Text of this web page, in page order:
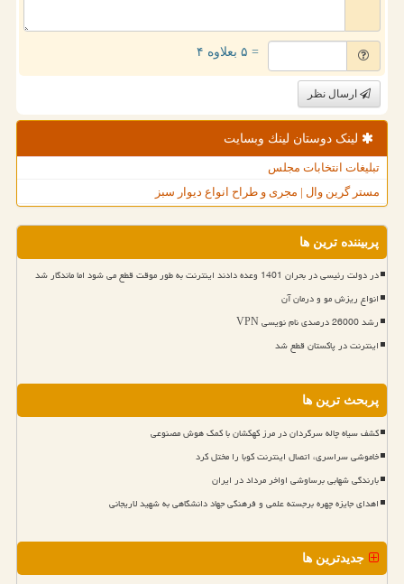
= ۵ بعلاوه ۴
ارسال نظر
لینک دوستان لینك وبسایت
تبلیغات انتخابات مجلس
مستر گرین وال | مجری و طراح انواع دیوار سبز
پربیننده ترین ها
در دولت رئیسی در بحران 1401 وعده دادند اینترنت به طور موقت قطع می شود اما ماندگار شد
انواع ریزش مو و درمان آن
رشد 26000 درصدی نام نویسی VPN
اینترنت در پاکستان قطع شد
پربحث ترین ها
کشف سیاه چاله سرگردان در مرز کهکشان با کمک هوش مصنوعی
خاموشی سراسری، اتصال اینترنت کوبا را مختل کرد
بارندگی شهابی برساوشی اواخر مرداد در ایران
اهدای جایزه چهره برجسته علمی و فرهنگی جهاد دانشگاهی به شهید لاریجانی
جدیدترین ها